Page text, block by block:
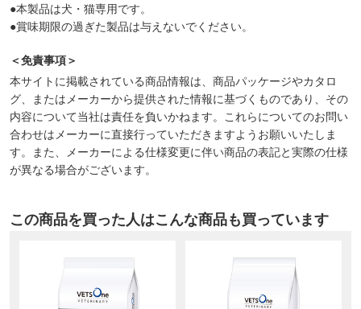
●本製品は犬・猫専用です。
●賞味期限の過ぎた製品は与えないでください。
＜免責事項＞
本サイトに掲載されている商品情報は、商品パッケージやカタロ
グ、またはメーカーから提供された情報に基づくものであり、その
内容について当社は責任を負いかねます。これらについてのお問い
合わせはメーカーに直接行っていただきますようお願いいたしま
す。また、メーカーによる仕様変更に伴い商品の表記と実際の仕様
が異なる場合がございます。
この商品を買った人はこんな商品も買っています